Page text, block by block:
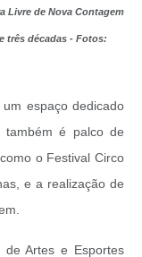
Livre de Nova Contagem
três décadas - Fotos:
espaço dedicado
é palco de
o Festival Circo
e a realização de
Artes e Esportes